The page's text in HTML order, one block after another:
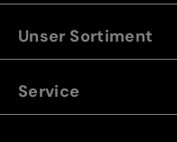
Unser Sortiment
Service